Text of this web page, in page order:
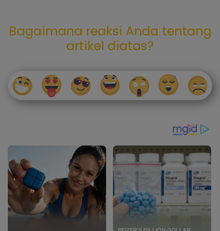
Bagaimana reaksi Anda tentang
artikel diatas?